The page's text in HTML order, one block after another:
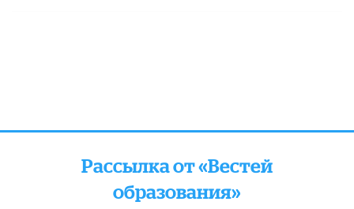
Рассылка от «Вестей
образования»